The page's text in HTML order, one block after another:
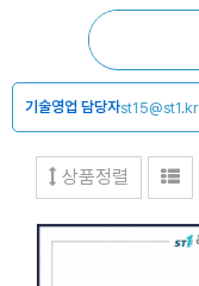
기술영업 담당자st15@st1.kr
상품정렬